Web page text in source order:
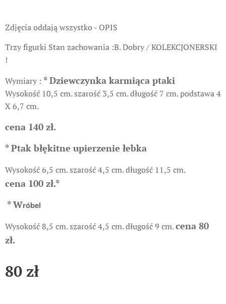
Zdjęcia oddają wszystko - OPIS
Trzy figurki Stan zachowania :B. Dobry / KOLEKCJONERSKI
!
Wymiary : * Dziewczynka karmiąca ptaki
Wysokość 10,5 cm. szarość 3,5 cm. długość 7 cm. podstawa 4
X 6,7 cm.
cena 140 zł.
* Ptak błękitne upierzenie łebka
Wysokość 6,5 cm. szarość 4,5 cm. długość 11,5 cm.
cena 100 zł.*
* Wróbel
Wysokość 8,5 cm. szarość 4,5 cm. długość 9 cm.cena 80
zł.
80 zł